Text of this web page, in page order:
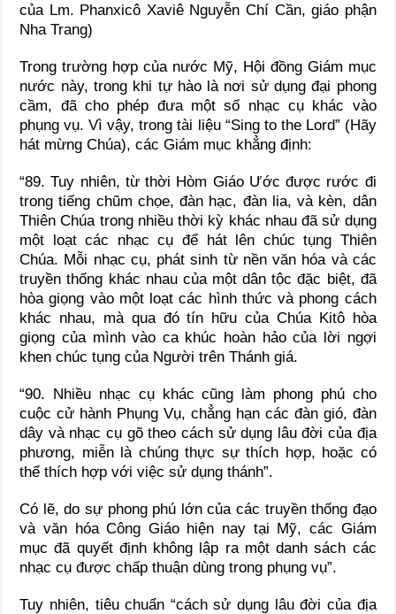
của Lm. Phanxicô Xaviê Nguyễn Chí Cần, giáo phận
Nha Trang)
Trong trường hợp của nước Mỹ, Hội đồng Giám mục
nước này, trong khi tự hào là nơi sử dụng đại phong
cầm, đã cho phép đưa một số nhạc cụ khác vào
phụng vụ. Vì vậy, trong tài liệu “Sing to the Lord” (Hãy
hát mừng Chúa), các Giám mục khẳng định:
“89. Tuy nhiên, từ thời Hòm Giáo Ước được rước đi
trong tiếng chũm chọe, đàn hạc, đàn lia, và kèn, dân
Thiên Chúa trong nhiều thời kỳ khác nhau đã sử dụng
một loạt các nhạc cụ để hát lên chúc tụng Thiên
Chúa. Mỗi nhạc cụ, phát sinh từ nền văn hóa và các
truyền thống khác nhau của một dân tộc đặc biệt, đã
hòa giọng vào một loạt các hình thức và phong cách
khác nhau, mà qua đó tín hữu của Chúa Kitô hòa
giọng của mình vào ca khúc hoàn hảo của lời ngợi
khen chúc tụng của Người trên Thánh giá.
“90. Nhiều nhạc cụ khác cũng làm phong phú cho
cuộc cử hành Phụng Vụ, chẳng hạn các đàn gió, đàn
dây và nhạc cụ gõ theo cách sử dụng lâu đời của địa
phương, miễn là chúng thực sự thích hợp, hoặc có
thể thích hợp với việc sử dụng thánh”.
Có lẽ, do sự phong phú lớn của các truyền thống đạo
và văn hóa Công Giáo hiện nay tại Mỹ, các Giám
mục đã quyết định không lập ra một danh sách các
nhạc cụ được chấp thuận dùng trong phụng vụ”.
Tuy nhiên, tiêu chuẩn “cách sử dụng lâu đời của địa